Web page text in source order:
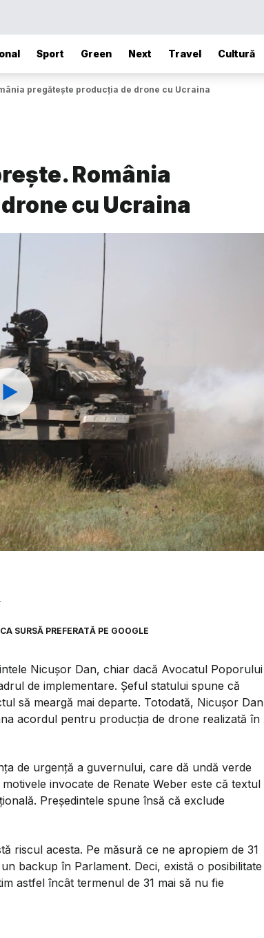
Sport Green Next Travel Cultură
pregătește producția de drone cu Ucraina
România
cu Ucraina
Watch
SURSĂ PREFERATĂ PE GOOGLE
Nicușor Dan, chiar dacă Avocatul Poporului
de implementare. Șeful statului spune că
să meargă mai departe. Totodată, Nicușor Dan
acordul pentru producția de drone realizată în
de urgență a guvernului, care dă undă verde
invocate de Renate Weber este că textul
Președintele spune însă că exclude
riscul acesta. Pe măsură ce ne apropiem de 31
backup în Parlament. Deci, există o posibilitate
astfel încât termenul de 31 mai să nu fie